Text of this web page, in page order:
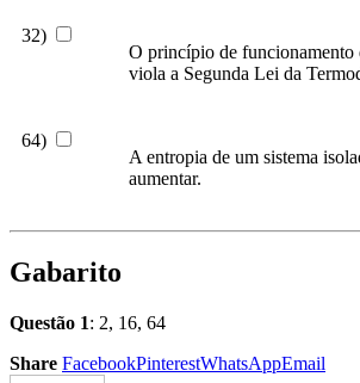
32)
O princípio de funcionamento
viola a Segunda Lei da
64)
A entropia de um sistema
aumentar.
Gabarito
Questão 1: 2, 16, 64
Share FacebookPinterestWhatsAppEmail